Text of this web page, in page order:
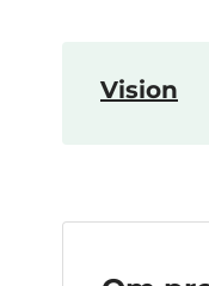
Vision